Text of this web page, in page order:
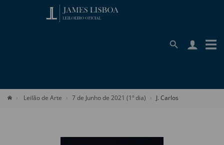
Leilão de Arte 7 de Junho de 2021 (1º dia) J. Carlos